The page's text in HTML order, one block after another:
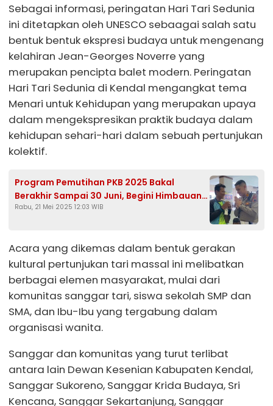
Sebagai informasi, peringatan Hari Tari Sedunia
ini ditetapkan oleh UNESCO sebaagai salah satu
bentuk bentuk ekspresi budaya untuk mengenang
kelahiran Jean-Georges Noverre yang
merupakan pencipta balet modern. Peringatan
Hari Tari Sedunia di Kendal mengangkat tema
Menari untuk Kehidupan yang merupakan upaya
dalam mengekspresikan praktik budaya dalam
kehidupan sehari-hari dalam sebuah pertunjukan
kolektif.
Program Pemutihan PKB 2025 Bakal
Berakhir Sampai 30 Juni, Begini Himbauan
Satlantas Polres Kendal
Rabu, 21 Mei 2025 12:03 WIB
Acara yang dikemas dalam bentuk gerakan
kultural pertunjukan tari massal ini melibatkan
berbagai elemen masyarakat, mulai dari
komunitas sanggar tari, siswa sekolah SMP dan
SMA, dan Ibu-Ibu yang tergabung dalam
organisasi wanita.
Sanggar dan komunitas yang turut terlibat
antara lain Dewan Kesenian Kabupaten Kendal,
Sanggar Sukoreno, Sanggar Krida Budaya, Sri
Kencana, Sanggar Sekartanjung, Sanggar